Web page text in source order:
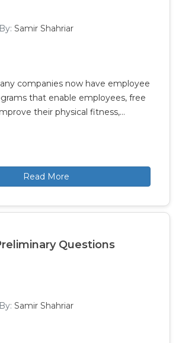
By: Samir Shahriar
companies now have employee
that enable employees, free
their physical fitness,…
Read More
Questions
By: Samir Shahriar